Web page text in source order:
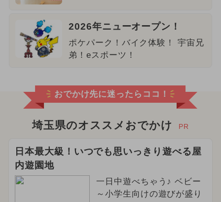
2026年ニューオープン！
ポケパーク！バイク体験！ 宇宙兄
弟！eスポーツ！
おでかけ先に迷ったらココ！
埼玉県のオススメおでかけ PR
日本最大級！いつでも思いっきり遊べる屋
内遊園地
一日中遊べちゃう♪ ベビー
～小学生向けの遊びが盛り